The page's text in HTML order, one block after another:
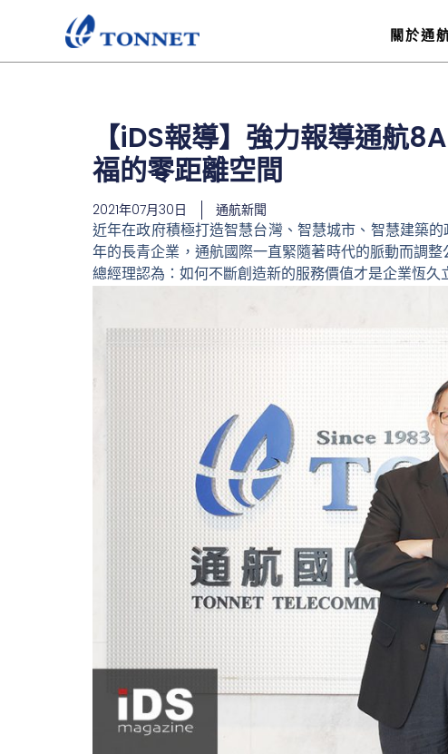
關於通
【iDS報導】強力報導通航
福的零距離空間
2021年07月30日 通航新聞
近年在政府積極打造智慧台灣、智慧城市、智慧建築
年的長青企業，通航國際一直緊隨著時代的脈動而調
總經理認為：如何不斷創造新的服務價值才是企業恆久